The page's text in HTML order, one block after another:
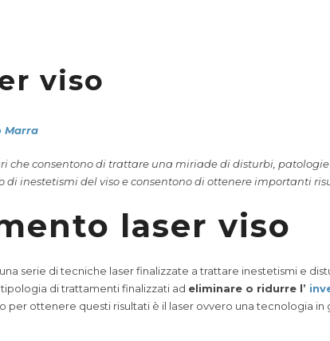
viso
Marra
che consentono di trattare una miriade di disturbi,
inestetismi del viso e consentono di ottenere importanti
laser viso
serie di tecniche laser finalizzate a trattare inestetismi e
di trattamenti finalizzati ad eliminare o ridurre l’
per ottenere questi risultati è il laser ovvero una tecnologia